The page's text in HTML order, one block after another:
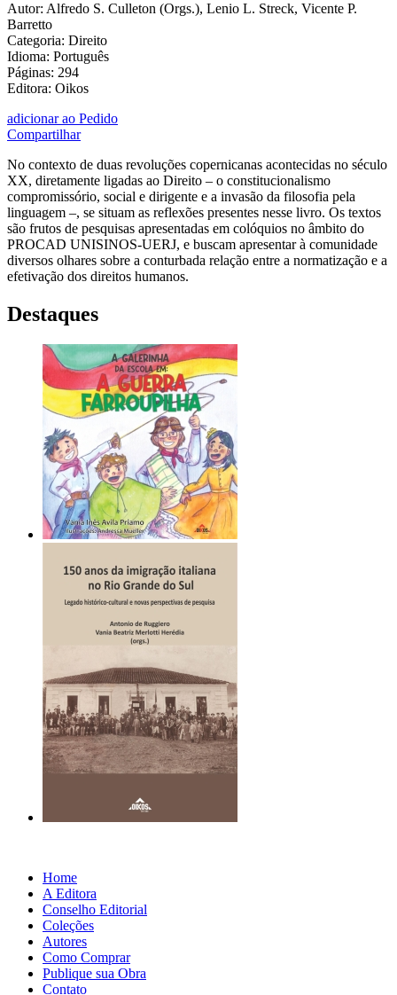
Autor: Alfredo S. Culleton (Orgs.), Lenio L. Streck, Vicente P.
Barretto
Categoria: Direito
Idioma: Português
Páginas: 294
Editora: Oikos
adicionar ao Pedido
Compartilhar
No contexto de duas revoluções copernicanas acontecidas no século
XX, diretamente ligadas ao Direito – o constitucionalismo
compromissório, social e dirigente e a invasão da filosofia pela
linguagem –, se situam as reflexões presentes nesse livro. Os textos
são frutos de pesquisas apresentadas em colóquios no âmbito do
PROCAD UNISINOS-UERJ, e buscam apresentar à comunidade
diversos olhares sobre a conturbada relação entre a normatização e a
efetivação dos direitos humanos.
Destaques
Home
A Editora
Conselho Editorial
Coleções
Autores
Como Comprar
Publique sua Obra
Contato